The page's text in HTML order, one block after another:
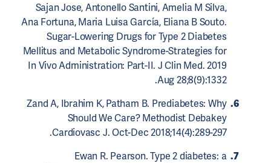
Sajan Jose, Antonello Santini, Amelia M Silva,
Ana Fortuna, Maria Luisa García, Eliana B Souto.
Sugar-Lowering Drugs for Type 2 Diabetes
Mellitus and Metabolic Syndrome-Strategies for
In Vivo Administration: Part-II. J Clin Med. 2019
Aug 28;8(9):1332.
Zand A, Ibrahim K, Patham B. Prediabetes: Why
Should We Care? Methodist Debakey
Cardiovasc J. Oct-Dec 2018;14(4):289-297.
Ewan R. Pearson. Type 2 diabetes: a